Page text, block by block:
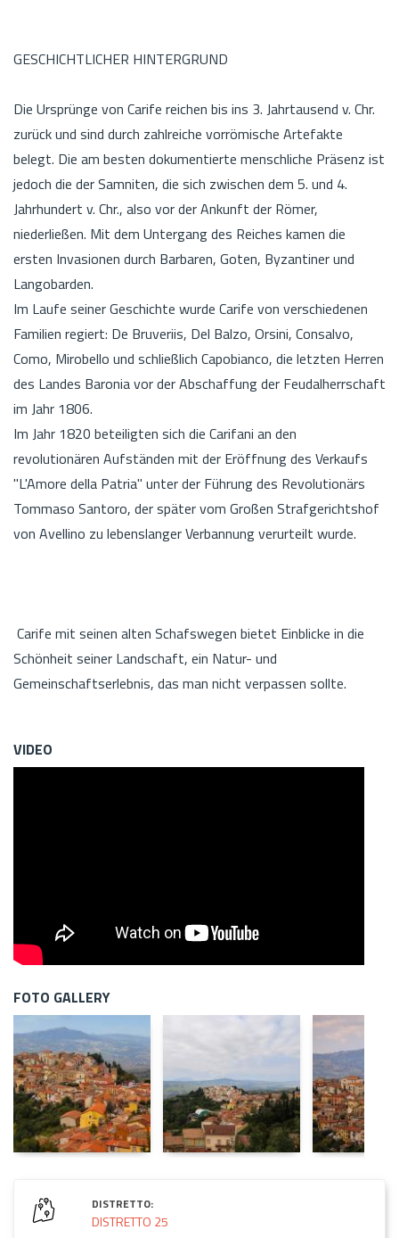
GESCHICHTLICHER HINTERGRUND
Die Ursprünge von Carife reichen bis ins 3. Jahrtausend v. Chr.
zurück und sind durch zahlreiche vorrömische Artefakte
belegt. Die am besten dokumentierte menschliche Präsenz ist
jedoch die der Samniten, die sich zwischen dem 5. und 4.
Jahrhundert v. Chr., also vor der Ankunft der Römer,
niederließen. Mit dem Untergang des Reiches kamen die
ersten Invasionen durch Barbaren, Goten, Byzantiner und
Langobarden.
Im Laufe seiner Geschichte wurde Carife von verschiedenen
Familien regiert: De Bruveriis, Del Balzo, Orsini, Consalvo,
Como, Mirobello und schließlich Capobianco, die letzten Herren
des Landes Baronia vor der Abschaffung der Feudalherrschaft
im Jahr 1806.
Im Jahr 1820 beteiligten sich die Carifani an den
revolutionären Aufständen mit der Eröffnung des Verkaufs
"L'Amore della Patria" unter der Führung des Revolutionärs
Tommaso Santoro, der später vom Großen Strafgerichtshof
von Avellino zu lebenslanger Verbannung verurteilt wurde.
Carife mit seinen alten Schafswegen bietet Einblicke in die
Schönheit seiner Landschaft, ein Natur- und
Gemeinschaftserlebnis, das man nicht verpassen sollte.
VIDEO
FOTO GALLERY
DISTRETTO:
DISTRETTO 25